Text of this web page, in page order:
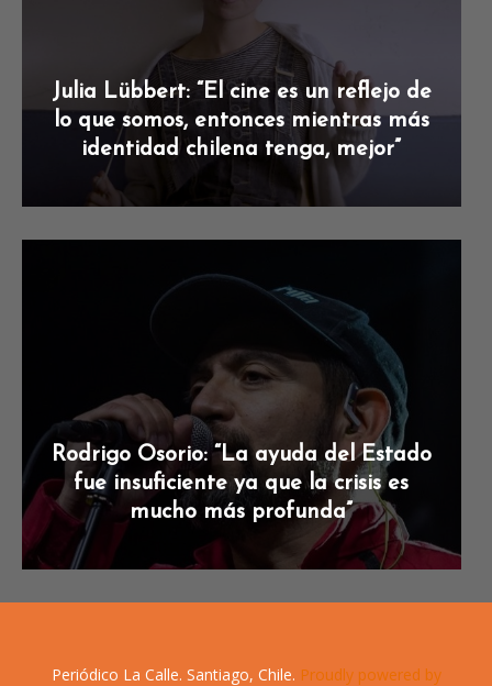
Julia Lübbert: “El cine es un reflejo de
lo que somos, entonces mientras más
identidad chilena tenga, mejor”
Rodrigo Osorio: “La ayuda del Estado
fue insuficiente ya que la crisis es
mucho más profunda”
Periódico La Calle. Santiago, Chile. Proudly powered by